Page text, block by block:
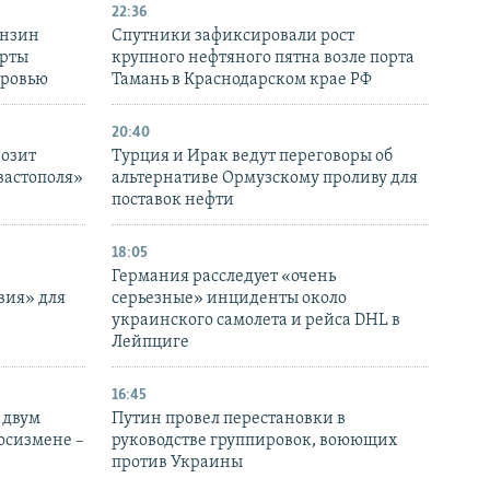
22:36
Спутники зафиксировали рост
крупного нефтяного пятна возле порта
Тамань в Краснодарском крае РФ
20:40
Турция и Ирак ведут переговоры об
альтернативе Ормузскому проливу для
поставок нефти
для
18:05
Германия расследует «очень
серьезные» инциденты около
украинского самолета и рейса DHL в
Лейпциге
–
16:45
Путин провел перестановки в
руководстве группировок, воюющих
против Украины